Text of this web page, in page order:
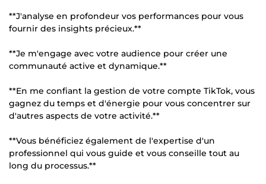
**J'analyse en profondeur vos performances pour vous
fournir des insights précieux.**
**Je m'engage avec votre audience pour créer une
communauté active et dynamique.**
**En me confiant la gestion de votre compte TikTok, vous
gagnez du temps et d'énergie pour vous concentrer sur
d'autres aspects de votre activité.**
**Vous bénéficiez également de l'expertise d'un
professionnel qui vous guide et vous conseille tout au
long du processus.**